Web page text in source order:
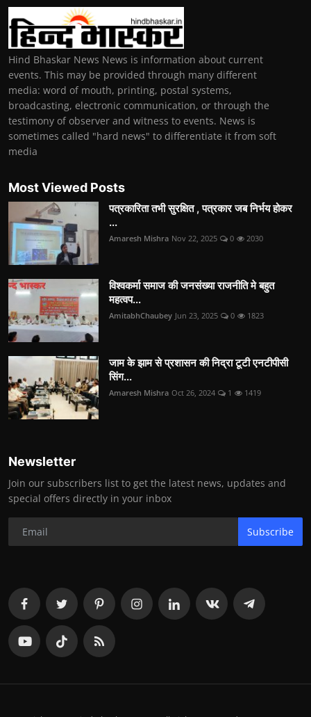
Hind Bhaskar News News is information about current
events. This may be provided through many different
media: word of mouth, printing, postal systems,
broadcasting, electronic communication, or through the
testimony of observer and witness to events. News is
sometimes called "hard news" to differentiate it from soft
media
Most Viewed Posts
पत्रकारिता तभी सुरक्षित , पत्रकार जब निर्भय होकर
...
Amaresh Mishra Nov 22, 2025 0 2030
विश्वकर्मा समाज की जनसंख्या राजनीति मे बहुत
महत्वप...
AmitabhChaubey Jun 23, 2025 0 1823
जाम के झाम से प्रशासन की निद्रा टूटी एनटीपीसी
सिंग...
Amaresh Mishra Oct 26, 2024 1 1419
Newsletter
Join our subscribers list to get the latest news, updates and
special offers directly in your inbox
Subscribe